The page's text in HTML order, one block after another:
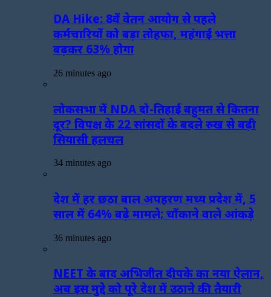
DA Hike: 8वें वेतन आयोग से पहले
कर्मचारियों को बड़ा तोहफा, महंगाई भत्ता
बढ़कर 63% होगा
26 minutes ago
लोकसभा में NDA दो-तिहाई बहुमत से कितना
दूर? विपक्ष के 22 सांसदों के बदले रुख से बढ़ी
सियासी हलचल
34 minutes ago
देश में हर छठा बाल अपहरण मध्य प्रदेश में, 5
साल में 64% बढ़े मामले; चौंकाने वाले आंकड़े
36 minutes ago
NEET के बाद अभिजीत दीपके का नया ऐलान,
अब इस मुद्दे को पूरे देश में उठाने की तैयारी